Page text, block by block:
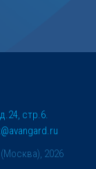
2026
стр.6.